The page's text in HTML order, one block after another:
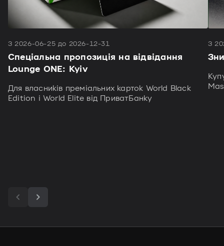
З 2026-06-25 до 2026-12-31
Спеціальна пропозиція на відвідання
Lounge ONE: Kyiv
Для власників преміальних карток World Black
Edition і World Elite від ПриватБанку
З